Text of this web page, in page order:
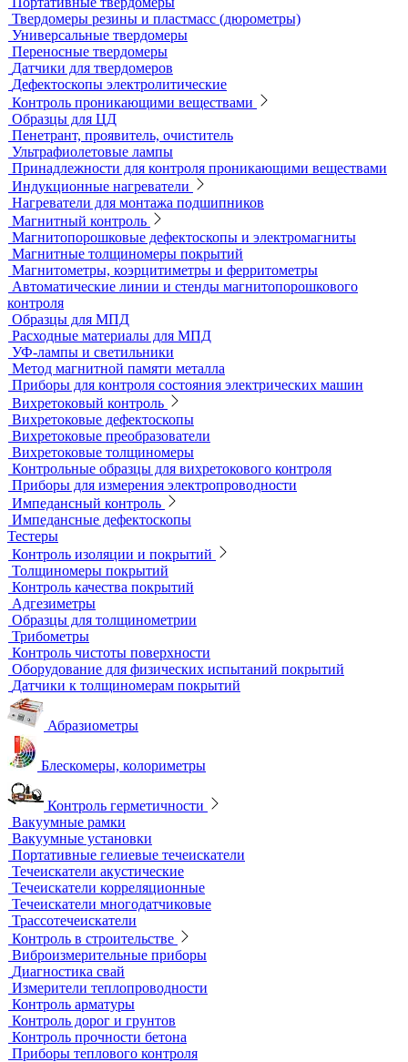
Твердометрия (контроль твердости)
Ультразвуковые твердомеры
Динамические твердомеры
Стационарные твердомеры
Комбинированные твердомеры
Комплектующие к твердомерам
Меры твердости
Микротвердомеры
Нанотвердомеры
Портативные твердомеры
Твердомеры резины и пластмасс (дюрометры)
Универсальные твердомеры
Переносные твердомеры
Датчики для твердомеров
Дефектоскопы электролитические
Контроль проникающими веществами
Образцы для ЦД
Пенетрант, проявитель, очиститель
Ультрафиолетовые лампы
Принадлежности для контроля проникающими веществами
Индукционные нагреватели
Нагреватели для монтажа подшипников
Магнитный контроль
Магнитопорошковые дефектоскопы и электромагниты
Магнитные толщиномеры покрытий
Магнитометры, коэрцитиметры и ферритометры
Автоматические линии и стенды магнитопорошкового
контроля
Образцы для МПД
Расходные материалы для МПД
УФ-лампы и светильники
Метод магнитной памяти металла
Приборы для контроля состояния электрических машин
Вихретоковый контроль
Вихретоковые дефектоскопы
Вихретоковые преобразователи
Вихретоковые толщиномеры
Контрольные образцы для вихретокового контроля
Приборы для измерения электропроводности
Импедансный контроль
Импедансные дефектоскопы
Тестеры
Контроль изоляции и покрытий
Толщиномеры покрытий
Контроль качества покрытий
Адгезиметры
Образцы для толщинометрии
Трибометры
Контроль чистоты поверхности
Оборудование для физических испытаний покрытий
Датчики к толщиномерам покрытий
Абразиометры
Блескомеры, колориметры
Контроль герметичности
Вакуумные рамки
Вакуумные установки
Портативные гелиевые течеискатели